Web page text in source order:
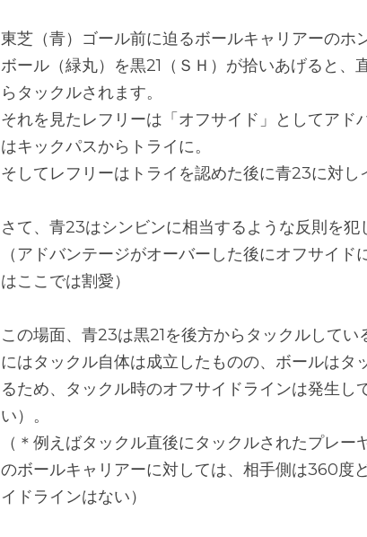
東芝（青）ゴール前に迫るボールキャリアーの
ボール（緑丸）を黒21（ＳＨ）が拾いあげると
らタックルされます。
それを見たレフリーは「オフサイド」としてアド
はキックパスからトライに。
そしてレフリーはトライを認めた後に青23に対し
さて、青23はシンビンに相当するような反則を
（アドバンテージがオーバーした後にオフサイ
はここでは割愛）
この場面、青23は黒21を後方からタックルして
にはタックル自体は成立したものの、ボールは
るため、タックル時のオフサイドラインは発生
い）。
（＊例えばタックル直後にタックルされたプレ
のボールキャリアーに対しては、相手側は360度
イドラインはない）